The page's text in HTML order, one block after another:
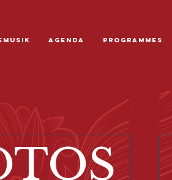
AGENDA PROGRAMMES